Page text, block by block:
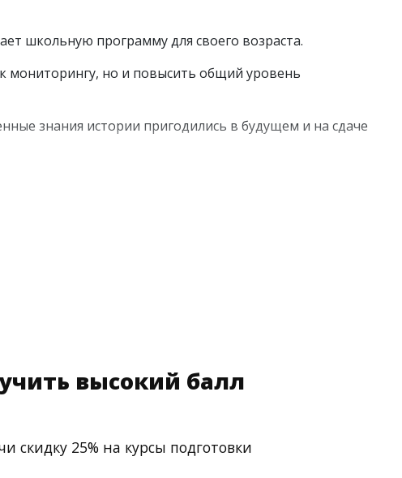
школьную программу для своего возраста.
мониторингу, но и повысить общий уровень
знания истории пригодились в будущем и на сдаче
результатов за счет максимального внимания к
высокий балл
скидку 25% на курсы подготовки